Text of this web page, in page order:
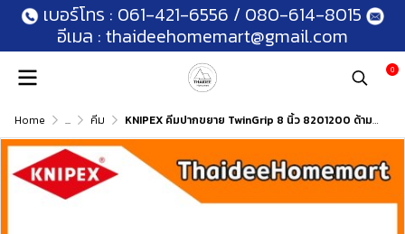
เบอร์โทร : 061-421-6556 / 080-614-8015
อีเมล : thaideehomemart@gmail.com
0
Home ... คีม KNIPEX คีมปากขยาย TwinGrip 8 นิ้ว 8201200 ด้ามบาง / 8202200 ด้ามหนา (Front and side gripping plier)